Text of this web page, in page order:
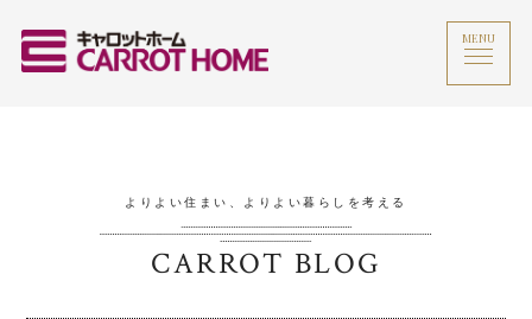
MENU
よりよい住まい、よりよい暮らしを考える
CARROT BLOG